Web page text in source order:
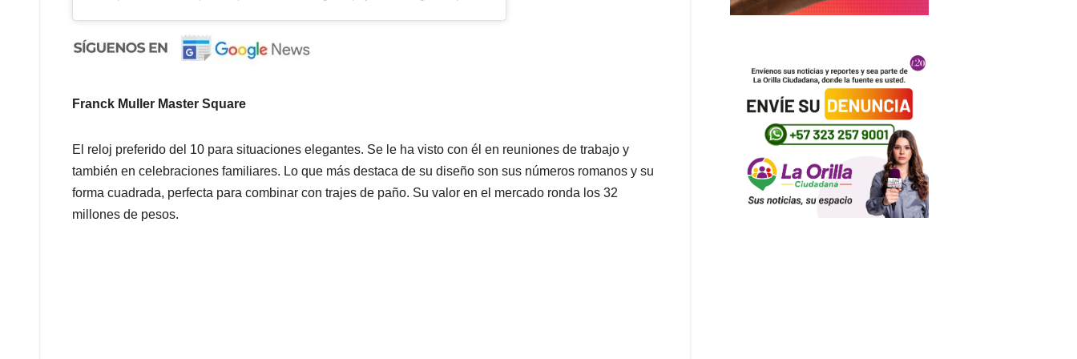
Franck Muller Master Square
El reloj preferido del 10 para situaciones elegantes. Se le ha visto con él en reuniones de trabajo y
también en celebraciones familiares. Lo que más destaca de su diseño son sus números romanos y su
forma cuadrada, perfecta para combinar con trajes de paño. Su valor en el mercado ronda los 32
millones de pesos.